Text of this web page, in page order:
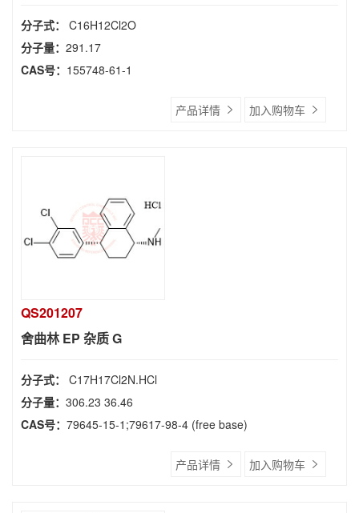
分子式： C16H12Cl2O
分子量： 291.17
CAS号： 155748-61-1
产品详情 加入购物车
QS201207
舍曲林 EP 杂质 G
分子式： C17H17Cl2N.HCl
分子量： 306.23 36.46
CAS号： 79645-15-1;79617-98-4 (free base)
产品详情 加入购物车